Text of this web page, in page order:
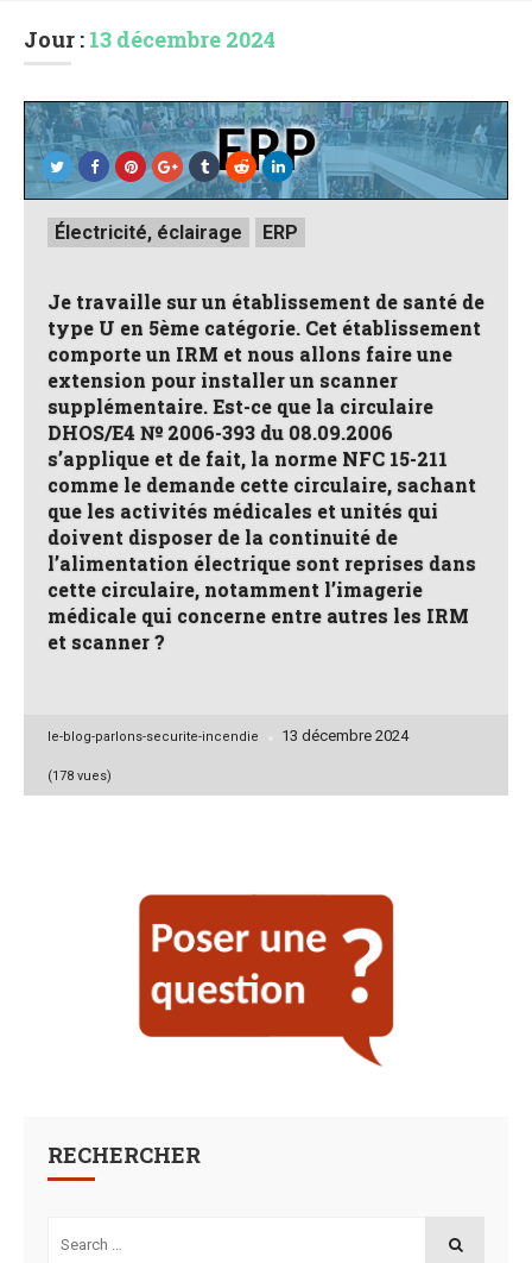
Jour : 13 décembre 2024
Posted
inÉlectricité, éclairage ERP
Je travaille sur un établissement de santé de
type U en 5ème catégorie. Cet établissement
comporte un IRM et nous allons faire une
extension pour installer un scanner
supplémentaire. Est-ce que la circulaire
DHOS/E4 № 2006-393 du 08.09.2006
s’applique et de fait, la norme NFC 15-211
comme le demande cette circulaire, sachant
que les activités médicales et unités qui
doivent disposer de la continuité de
l’alimentation électrique sont reprises dans
cette circulaire, notamment l’imagerie
médicale qui concerne entre autres les IRM
et scanner ?
Posted
le-blog-parlons-securite-incendie 13 décembre 2024
(178 vues)
RECHERCHER
for: